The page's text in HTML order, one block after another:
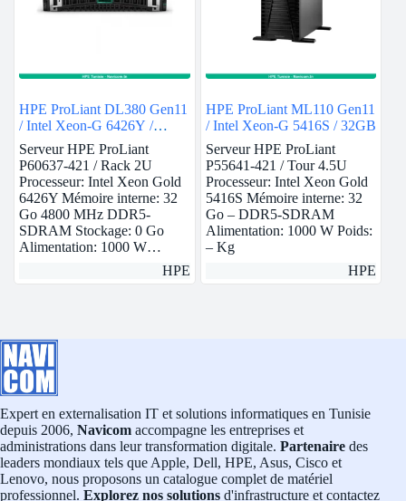
HPE ProLiant DL380 Gen11
/ Intel Xeon-G 6426Y /
32GB
Serveur HPE ProLiant
P60637-421 / Rack 2U
Processeur: Intel Xeon Gold
6426Y Mémoire interne: 32
Go 4800 MHz DDR5-
SDRAM Stockage: 0 Go
Alimentation: 1000 W…
HPE
HPE ProLiant ML110 Gen11
/ Intel Xeon-G 5416S / 32GB
Serveur HPE ProLiant
P55641-421 / Tour 4.5U
Processeur: Intel Xeon Gold
5416S Mémoire interne: 32
Go – DDR5-SDRAM
Alimentation: 1000 W Poids:
– Kg
HPE
Expert en externalisation IT et solutions informatiques en Tunisie
depuis 2006, Navicom accompagne les entreprises et
administrations dans leur transformation digitale. Partenaire des
leaders mondiaux tels que Apple, Dell, HPE, Asus, Cisco et
Lenovo, nous proposons un catalogue complet de matériel
professionnel. Explorez nos solutions d'infrastructure et contactez